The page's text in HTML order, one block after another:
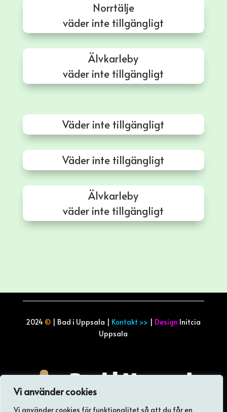
Vi använder cookies
Vi använder cookies för funktionalitet så att du får en
Norrtälje
väder inte tillgängligt
Älvkarleby
väder inte tillgängligt
Väder inte tillgängligt
Väder inte tillgängligt
Älvkarleby
väder inte tillgängligt
2024 © | Bad i Uppsala | Kontakt >> | Design Initcia
Uppsala